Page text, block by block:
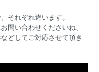
それぞれ違います。
問い合わせくださいね、
どしてご対応させて頂き